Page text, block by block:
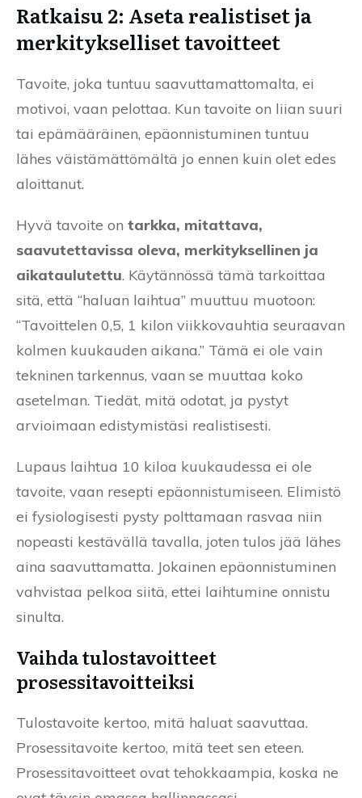
Ratkaisu 2: Aseta realistiset ja
merkitykselliset tavoitteet
Tavoite, joka tuntuu saavuttamattomalta, ei
motivoi, vaan pelottaa. Kun tavoite on liian suuri
tai epämääräinen, epäonnistuminen tuntuu
lähes väistämättömältä jo ennen kuin olet edes
aloittanut.
Hyvä tavoite on tarkka, mitattava,
saavutettavissa oleva, merkityksellinen ja
aikataulutettu. Käytännössä tämä tarkoittaa
sitä, että “haluan laihtua” muuttuu muotoon:
“Tavoittelen 0,5, 1 kilon viikkovauhtia seuraavan
kolmen kuukauden aikana.” Tämä ei ole vain
tekninen tarkennus, vaan se muuttaa koko
asetelman. Tiedät, mitä odotat, ja pystyt
arvioimaan edistymistäsi realistisesti.
Lupaus laihtua 10 kiloa kuukaudessa ei ole
tavoite, vaan resepti epäonnistumiseen. Elimistö
ei fysiologisesti pysty polttamaan rasvaa niin
nopeasti kestävällä tavalla, joten tulos jää lähes
aina saavuttamatta. Jokainen epäonnistuminen
vahvistaa pelkoa siitä, ettei laihtumine onnistu
sinulta.
Vaihda tulostavoitteet
prosessitavoitteiksi
Tulostavoite kertoo, mitä haluat saavuttaa.
Prosessitavoite kertoo, mitä teet sen eteen.
Prosessitavoitteet ovat tehokkaampia, koska ne